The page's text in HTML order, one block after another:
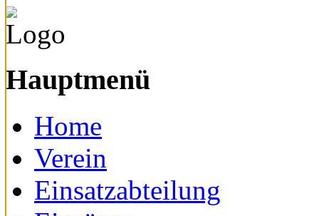
Hauptmenü
Home
Verein
Einsatzabteilung